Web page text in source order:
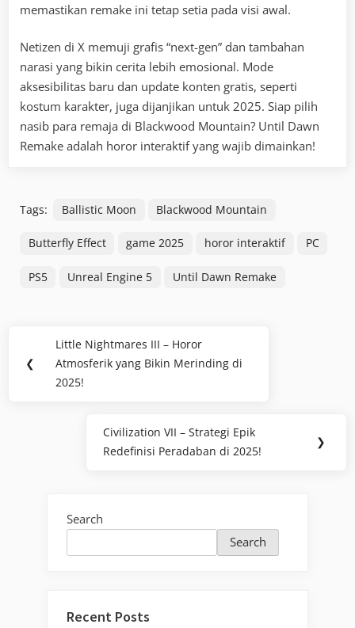
memastikan remake ini tetap setia pada visi awal.
Netizen di X memuji grafis “next-gen” dan tambahan
narasi yang bikin cerita lebih emosional. Mode
aksesibilitas baru dan update konten gratis, seperti
kostum karakter, juga dijanjikan untuk 2025. Siap pilih
nasib para remaja di Blackwood Mountain? Until Dawn
Remake adalah horor interaktif yang wajib dimainkan!
Tags: Ballistic Moon Blackwood Mountain
Butterfly Effect game 2025 horor interaktif PC
PS5 Unreal Engine 5 Until Dawn Remake
navigation
❮
Previous
Post:
Little Nightmares III – Horor
Atmosferik yang Bikin Merinding di
2025!
Next
Post:
Civilization VII – Strategi Epik
Redefinisi Peradaban di 2025!
❯
Search
Search
Recent Posts